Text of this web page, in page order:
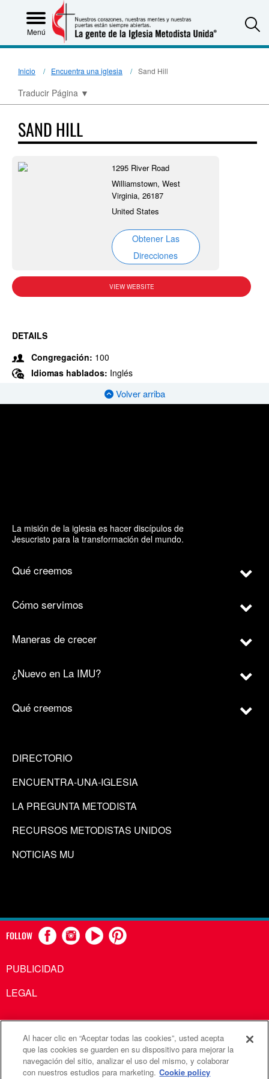
Menú
Inicio Encuentra una iglesia Sand Hill
Traducir Página ▼
SAND HILL
1295 River Road
Williamstown, West
Virginia, 26187
United States
Obtener Las
Direcciones
VIEW WEBSITE
DETAILS
Congregación: 100
Idiomas hablados: Inglés
Volver arriba
La misión de la iglesia es hacer discípulos de
Jesucristo para la transformación del mundo.
Qué creemos
Cómo servimos
Maneras de crecer
¿Nuevo en La IMU?
Qué creemos
DIRECTORIO
ENCUENTRA-UNA-IGLESIA
LA PREGUNTA METODISTA
RECURSOS METODISTAS UNIDOS
NOTICIAS MU
FOLLOW
PUBLICIDAD
LEGAL
Comunicaciones Metodistas Unidas es una agencia de la
Iglesia Metodista Unida
Al hacer clic en “Aceptar todas las cookies”, usted acepta
que las cookies se guarden en su dispositivo para mejorar la
navegación del sitio, analizar el uso del mismo, y colaborar
con nuestros estudios para marketing. Cookie policy